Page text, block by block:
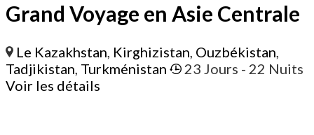
Grand Voyage en Asie Centrale
Le Kazakhstan, Kirghizistan, Ouzbékistan,
Tadjikistan, Turkménistan 23 Jours - 22 Nuits
Voir les détails